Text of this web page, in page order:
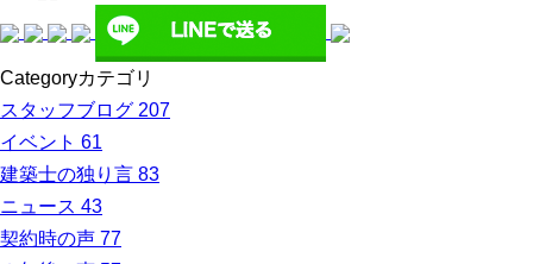
Categoryカテゴリ
スタッフブログ 207
イベント 61
建築士の独り言 83
ニュース 43
契約時の声 77